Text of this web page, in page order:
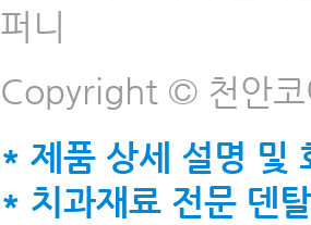
퍼니
Copyright © 천안
* 제품 상세 설명 및
* 치과재료 전문 덴